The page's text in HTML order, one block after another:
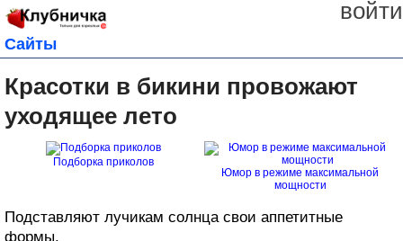
войти
Сайты
Красотки в бикини провожают
уходящее лето
Подборка приколов
Юмор в режиме максимальной
мощности
Подставляют лучикам солнца свои аппетитные
формы.